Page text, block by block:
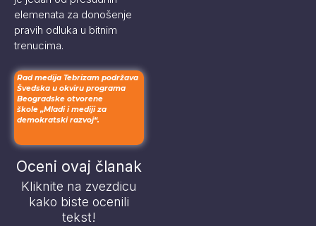
elemenata za donošenje
pravih odluka u bitnim
trenucima.
Rad medija Tebrizam podržava
Švedska u okviru programa
Beogradske otvorene
škole „Mladi i mediji za
demokratski razvoj“.
Oceni ovaj članak
Kliknite na zvezdicu
kako biste ocenili
tekst!